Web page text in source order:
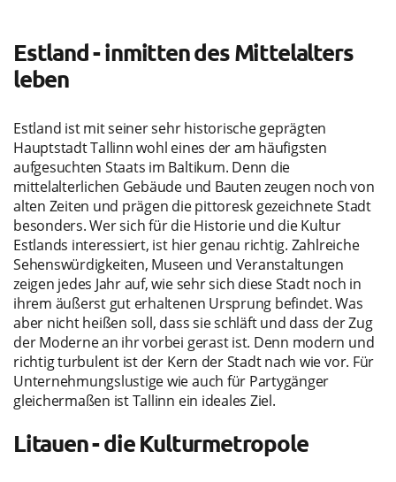
Estland - inmitten des Mittelalters
leben
Estland ist mit seiner sehr historische geprägten
Hauptstadt Tallinn wohl eines der am häufigsten
aufgesuchten Staats im Baltikum. Denn die
mittelalterlichen Gebäude und Bauten zeugen noch von
alten Zeiten und prägen die pittoresk gezeichnete Stadt
besonders. Wer sich für die Historie und die Kultur
Estlands interessiert, ist hier genau richtig. Zahlreiche
Sehenswürdigkeiten, Museen und Veranstaltungen
zeigen jedes Jahr auf, wie sehr sich diese Stadt noch in
ihrem äußerst gut erhaltenen Ursprung befindet. Was
aber nicht heißen soll, dass sie schläft und dass der Zug
der Moderne an ihr vorbei gerast ist. Denn modern und
richtig turbulent ist der Kern der Stadt nach wie vor. Für
Unternehmungslustige wie auch für Partygänger
gleichermaßen ist Tallinn ein ideales Ziel.
Litauen - die Kulturmetropole